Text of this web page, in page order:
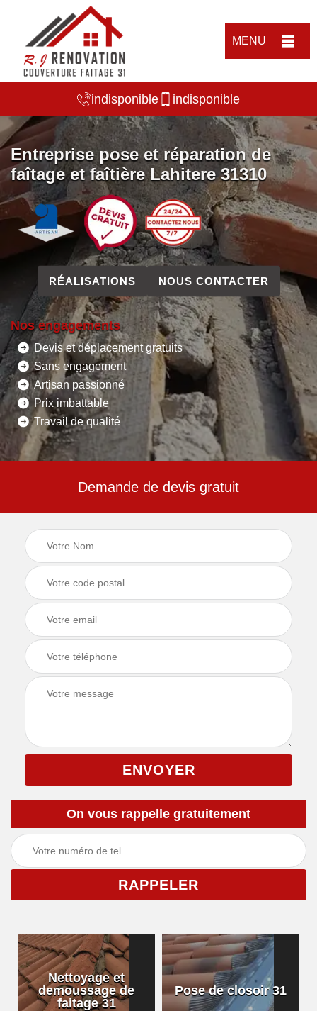
MENU
indisponible indisponible
Entreprise pose et réparation de
faîtage et faîtière Lahitere 31310
RÉALISATIONS NOUS CONTACTER
Nos engagements
Devis et déplacement gratuits
Sans engagement
Artisan passionné
Prix imbattable
Travail de qualité
Demande de devis gratuit
On vous rappelle gratuitement
Nettoyage et
demoussage de
faitage 31
Pose de closoir 31